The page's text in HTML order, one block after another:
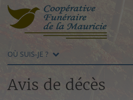
OÙ SUIS-JE ?
Avis de décès